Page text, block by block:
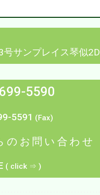
サンプレイス琴似2D
5590
5591 (Fax)
のお問い合わせ
( click ⇒ )